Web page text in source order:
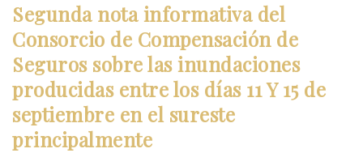
Segunda nota informativa del
Consorcio de Compensación de
Seguros sobre las inundaciones
producidas entre los días 11 Y 15 de
septiembre en el sureste
principalmente